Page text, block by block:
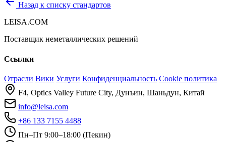
Назад к списку стандартов
LEISA.COM
Поставщик неметаллических решений
Ссылки
Отрасли Вики Услуги Конфиденциальность Cookie политика
F4, Optics Valley Future City, Дунъин, Шаньдун, Китай
info@leisa.com
+86 133 7155 4488
Пн–Пт 9:00–18:00 (Пекин)